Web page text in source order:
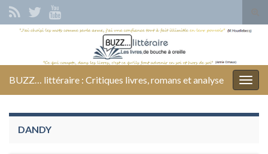
Search for:
BUZZ… littéraire : Critiques livres, romans et analyse
DANDY